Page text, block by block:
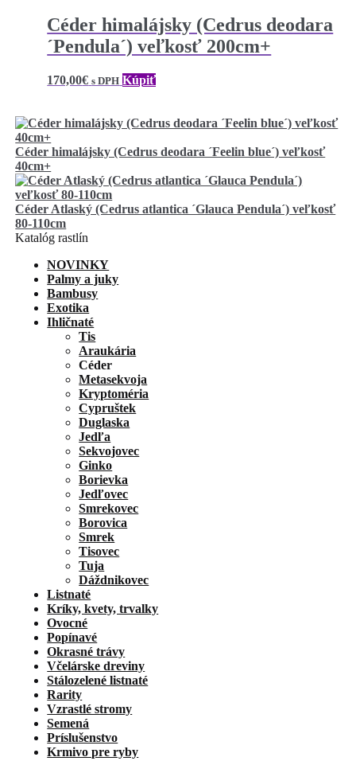
Céder himalájsky (Cedrus deodara
´Pendula´) veľkosť 200cm+
170,00€ s DPH Kúpiť
Céder himalájsky (Cedrus deodara ´Feelin blue´) veľkosť
40cm+
Céder Atlaský (Cedrus atlantica ´Glauca Pendula´) veľkosť
80-110cm
Katalóg rastlín
NOVINKY
Palmy a juky
Bambusy
Exotika
Ihličnaté
Tis
Araukária
Céder
Metasekvoja
Kryptoméria
Cypruštek
Duglaska
Jedľa
Sekvojovec
Ginko
Borievka
Jedľovec
Smrekovec
Borovica
Smrek
Tisovec
Tuja
Dáždnikovec
Listnaté
Kríky, kvety, trvalky
Ovocné
Popínavé
Okrasné trávy
Včelárske dreviny
Stálozelené listnaté
Rarity
Vzrastlé stromy
Semená
Príslušenstvo
Krmivo pre ryby